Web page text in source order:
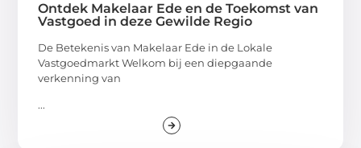
Ontdek Makelaar Ede en de Toekomst van
Vastgoed in deze Gewilde Regio
De Betekenis van Makelaar Ede in de Lokale
Vastgoedmarkt Welkom bij een diepgaande
verkenning van
...